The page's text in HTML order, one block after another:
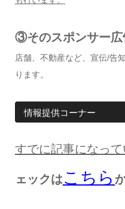
③そのスポンサー広
店舗、不動産など、宣伝/告
ります。
情報提供コーナー
すでに記事になっ
ェックはこちら